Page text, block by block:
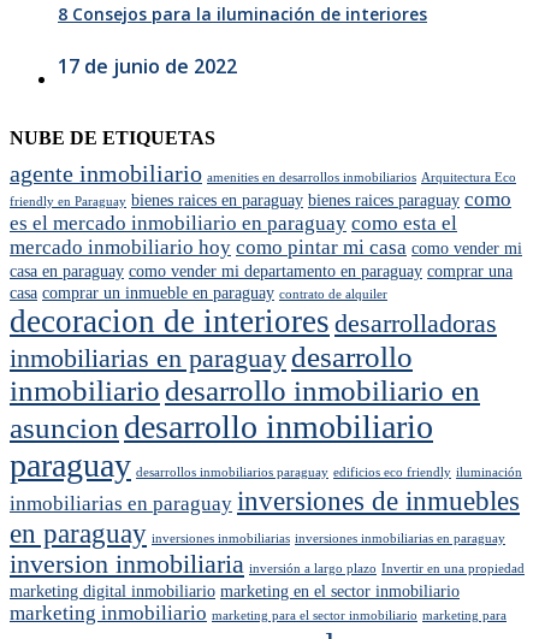
8 Consejos para la iluminación de interiores
17 de junio de 2022
NUBE DE ETIQUETAS
agente inmobiliario amenities en desarrollos inmobiliarios Arquitectura Eco
friendly en Paraguay bienes raices en paraguay bienes raices paraguay como
es el mercado inmobiliario en paraguay como esta el
mercado inmobiliario hoy como pintar mi casa como vender mi
casa en paraguay como vender mi departamento en paraguay comprar una
casa comprar un inmueble en paraguay contrato de alquiler
decoracion de interiores desarrolladoras
inmobiliarias en paraguay desarrollo
inmobiliario desarrollo inmobiliario en
asuncion desarrollo inmobiliario
paraguay desarrollos inmobiliarios paraguay edificios eco friendly iluminación
inmobiliarias en paraguay inversiones de inmuebles
en paraguay inversiones inmobiliarias inversiones inmobiliarias en paraguay
inversion inmobiliaria inversión a largo plazo Invertir en una propiedad
marketing digital inmobiliario marketing en el sector inmobiliario
marketing inmobiliario marketing para el sector inmobiliario marketing para